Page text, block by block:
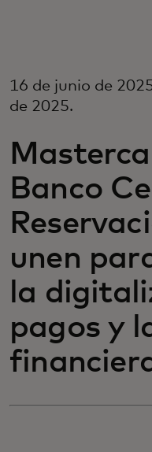
Para
Para
Noticias y
16 de junio de
de 2025.
Banco
unen
la
pagos y